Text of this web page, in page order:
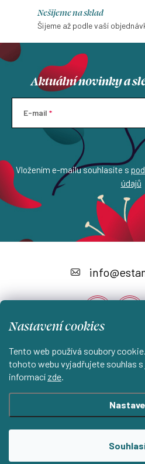
Nastavení cookies
Tento web používá soubory
tohoto webu vyjadřujete souhlas
informací zde.
Nešijeme na sklad
Šijeme až podle vaší
Aktuální novinky a
E-mail
Vložením e-mailu souhlasíte s
údajů
p
a
Instagram
info@
Shoptet.cz
ESTAMPADA s.r.o.